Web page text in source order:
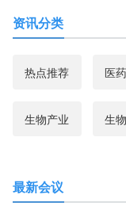
资讯分类
热点推荐 医
生物产业 生
最新会议